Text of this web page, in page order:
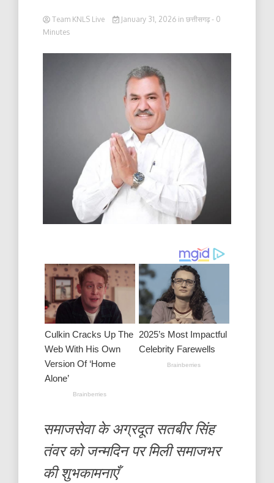
Team KNLS Live January 31, 2026 in छत्तीसगढ़ - 0
Minutes
समाजसेवा के अग्रदूत सतबीर सिंह
तंवर को जन्मदिन पर मिली समाजभर
की शुभकामनाएँ